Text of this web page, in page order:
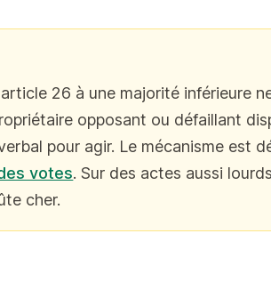
26 à une majorité inférieure
opposant ou défaillant
pour agir. Le mécanisme est
votes. Sur des actes aussi
cher.